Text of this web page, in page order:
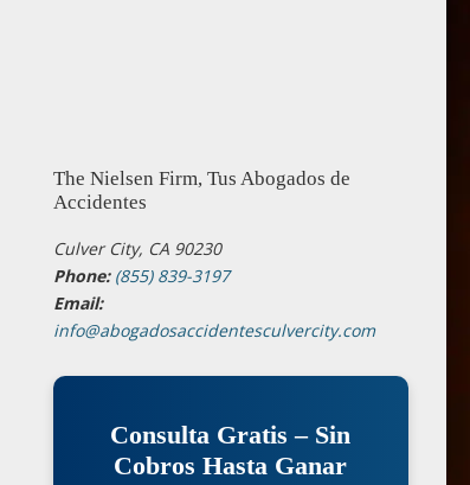
The Nielsen Firm, Tus Abogados de
Accidentes
Culver City, CA 90230
Phone: (855) 839-3197
Email:
info@abogadosaccidentesculvercity.com
Consulta Gratis – Sin
Cobros Hasta Ganar